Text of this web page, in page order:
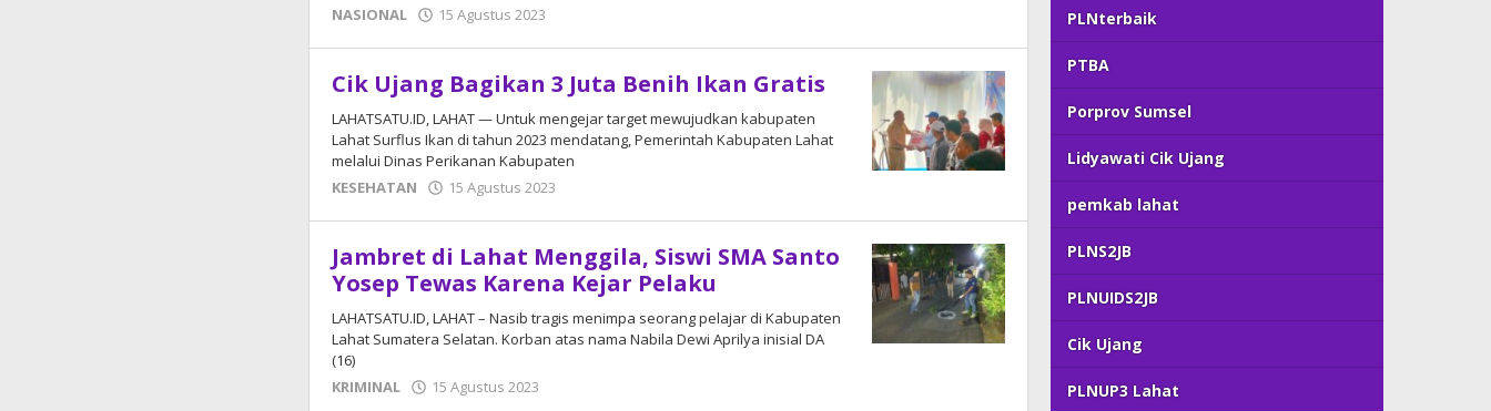
NASIONAL
15 Agustus 2023
Cik Ujang Bagikan 3 Juta Benih Ikan Gratis
LAHATSATU.ID, LAHAT — Untuk mengejar target mewujudkan kabupaten
Lahat Surflus Ikan di tahun 2023 mendatang, Pemerintah Kabupaten Lahat
melalui Dinas Perikanan Kabupaten
KESEHATAN
15 Agustus 2023
Jambret di Lahat Menggila, Siswi SMA Santo
Yosep Tewas Karena Kejar Pelaku
LAHATSATU.ID, LAHAT – Nasib tragis menimpa seorang pelajar di Kabupaten
Lahat Sumatera Selatan. Korban atas nama Nabila Dewi Aprilya inisial DA
(16)
KRIMINAL
15 Agustus 2023
PLNterbaik
PTBA
Porprov Sumsel
Lidyawati Cik Ujang
pemkab lahat
PLNS2JB
PLNUIDS2JB
Cik Ujang
PLNUP3 Lahat